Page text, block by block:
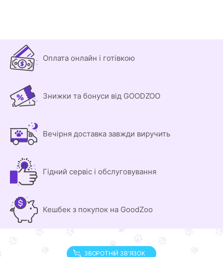
Оплата онлайн і готівкою
Знижки та бонуси від GOODZOO
Вечірня доставка завжди виручить
Гідний сервіс і обслуговування
Кешбек з покупок на GoodZoo
ЗВОРОТНІЙ ЗВ'ЯЗОК